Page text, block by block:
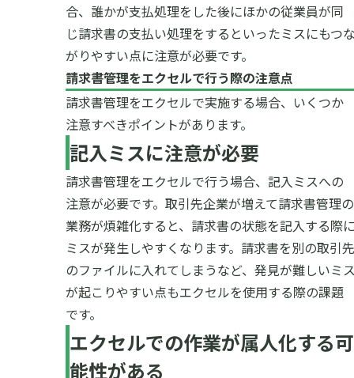
合、誰かが支払処理をした後にほかの従業員が同
じ請求書の支払い処理をするといったミスにもつ
がりやすい点に注意が必要です。
請求書管理をエクセルで行う際の注意点
請求書管理をエクセルで実施する場合、いくつか
注意すべきポイントがあります。
記入ミスに注意が必要
請求書管理をエクセルで行う場合、記入ミスへの
注意が必要です。取引先企業が増えて請求書管理の
業務が煩雑化すると、請求書の状態を記入する際
ミスが発生しやすくなります。 請求書を別の取引先
のファイルに入れてしまうなど、発見が難しいミ
が起こりやすい点もエクセルを使用する際の課題
です。
エクセルでの作業が属人化する可
能性がある